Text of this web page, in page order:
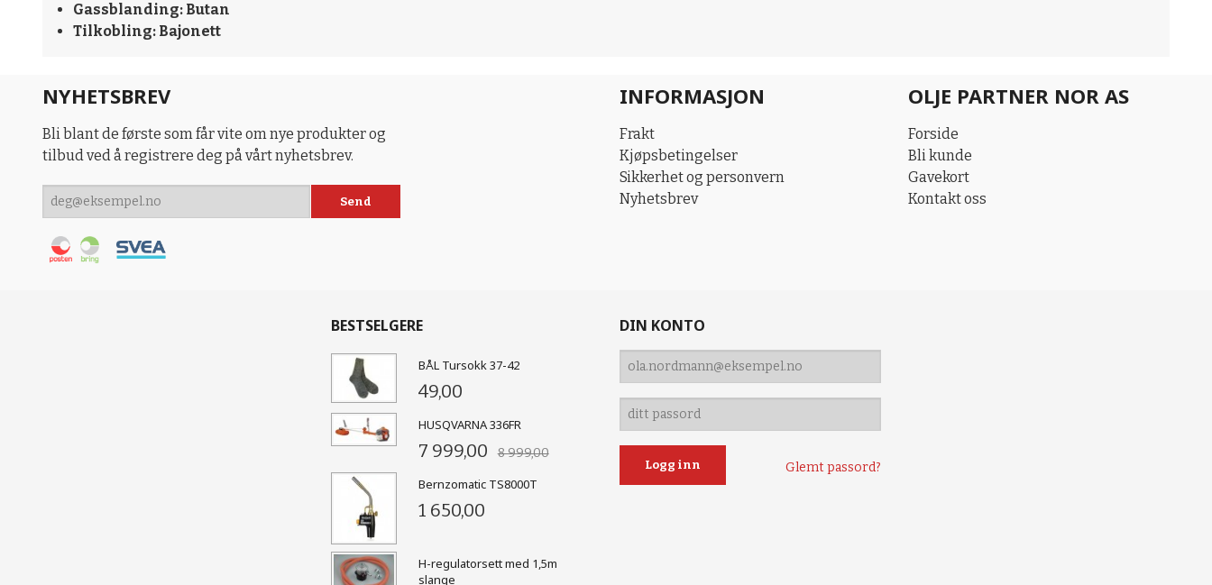
Gassblanding: Butan
Tilkobling: Bajonett
NYHETSBREV
Bli blant de første som får vite om nye produkter og
tilbud ved å registrere deg på vårt nyhetsbrev.
INFORMASJON
Frakt
Kjøpsbetingelser
Sikkerhet og personvern
Nyhetsbrev
OLJE PARTNER NOR AS
Forside
Bli kunde
Gavekort
Kontakt oss
BESTSELGERE
BÅL Tursokk 37-42
49,00
HUSQVARNA 336FR
7 999,00 8 999,00
Bernzomatic TS8000T
1 650,00
H-regulatorsett med 1,5m
slange
DIN KONTO
Glemt passord?